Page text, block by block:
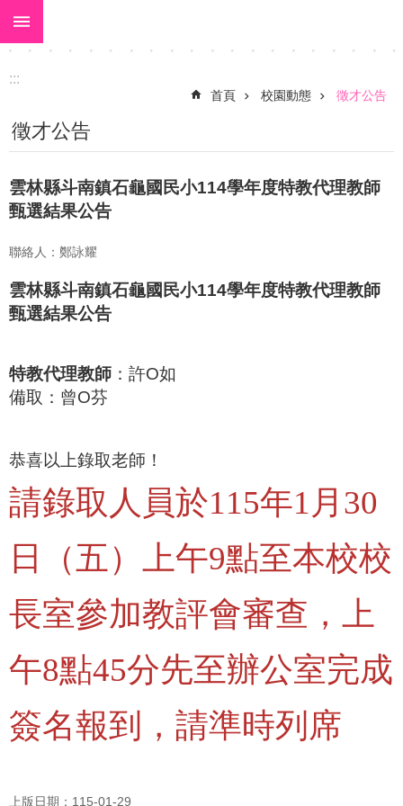
跳到主要內容區塊
:::
首頁 校園動態 徵才公告
徵才公告
雲林縣斗南鎮石龜國民小114學年度特教代理教師
甄選結果公告
聯絡人：鄭詠耀
雲林縣斗南鎮石龜國民小114學年度特教代理教師
甄選結果公告
特教代理教師 ：許O如
備取：曾O芬
恭喜以上錄取老師！
請錄取人員於115年1月 30
日（五）上午9點至本校校
長室參加教評會審查，上
午8點45分先至辦公室完成
簽名報到，請準時列席
上版日期：115-01-29